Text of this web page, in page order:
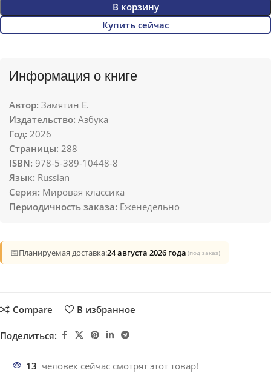
В корзину
Купить сейчас
Информация о книге
Автор: Замятин Е.
Издательство: Азбука
Год: 2026
Страницы: 288
ISBN: 978-5-389-10448-8
Язык: Russian
Серия: Мировая классика
Периодичность заказа: Еженедельно
📅Планируемая доставка:24 августа 2026 года (под заказ)
Compare В избранное
Поделиться:
13 человек сейчас смотрят этот товар!